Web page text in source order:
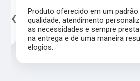
Produto oferecido em um padrão
qualidade, atendimento
as necessidades e sempre
na entrega e de uma maneira
elogios.
‹